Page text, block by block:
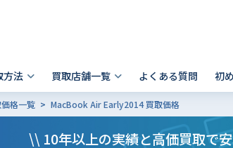
ノートパソコ
方法
法人買取
買取店舗一覧 よくある質問 初
故障品の買取
iPhone 買取
格一覧 MacBook Air Early2014 買取価格
\\ 10年以上の実績と高価買取で